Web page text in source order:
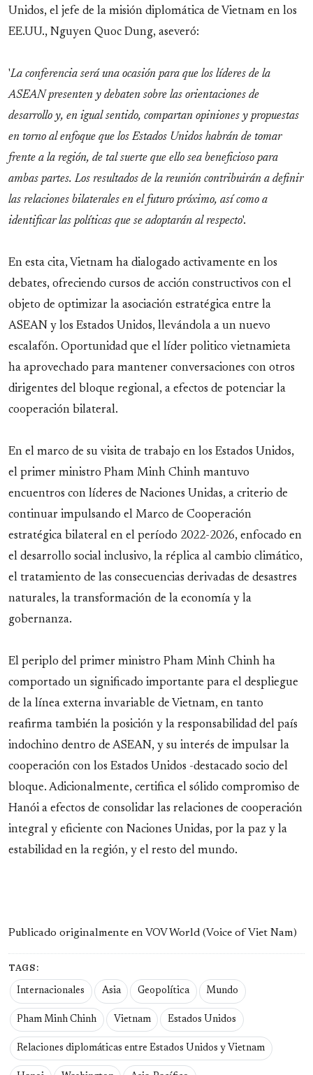
Unidos, el jefe de la misión diplomática de Vietnam en los
EE.UU., Nguyen Quoc Dung, aseveró:
'La conferencia será una ocasión para que los líderes de la
ASEAN presenten y debaten sobre las orientaciones de
desarrollo y, en igual sentido, compartan opiniones y propuestas
en torno al enfoque que los Estados Unidos habrán de tomar
frente a la región, de tal suerte que ello sea beneficioso para
ambas partes. Los resultados de la reunión contribuirán a definir
las relaciones bilaterales en el futuro próximo, así como a
identificar las políticas que se adoptarán al respecto'.
En esta cita, Vietnam ha dialogado activamente en los
debates, ofreciendo cursos de acción constructivos con el
objeto de optimizar la asociación estratégica entre la
ASEAN y los Estados Unidos, llevándola a un nuevo
escalafón. Oportunidad que el líder politico vietnamieta
ha aprovechado para mantener conversaciones con otros
dirigentes del bloque regional, a efectos de potenciar la
cooperación bilateral.
En el marco de su visita de trabajo en los Estados Unidos,
el primer ministro Pham Minh Chinh mantuvo
encuentros con líderes de Naciones Unidas, a criterio de
continuar impulsando el Marco de Cooperación
estratégica bilateral en el período 2022-2026, enfocado en
el desarrollo social inclusivo, la réplica al cambio climático,
el tratamiento de las consecuencias derivadas de desastres
naturales, la transformación de la economía y la
gobernanza.
El periplo del primer ministro Pham Minh Chinh ha
comportado un significado importante para el despliegue
de la línea externa invariable de Vietnam, en tanto
reafirma también la posición y la responsabilidad del país
indochino dentro de ASEAN, y su interés de impulsar la
cooperación con los Estados Unidos -destacado socio del
bloque. Adicionalmente, certifica el sólido compromiso de
Hanói a efectos de consolidar las relaciones de cooperación
integral y eficiente con Naciones Unidas, por la paz y la
estabilidad en la región, y el resto del mundo.
Publicado originalmente en VOV World (Voice of Viet Nam)
TAGS:
Internacionales Asia Geopolítica Mundo
Pham Minh Chinh Vietnam Estados Unidos
Relaciones diplomáticas entre Estados Unidos y Vietnam